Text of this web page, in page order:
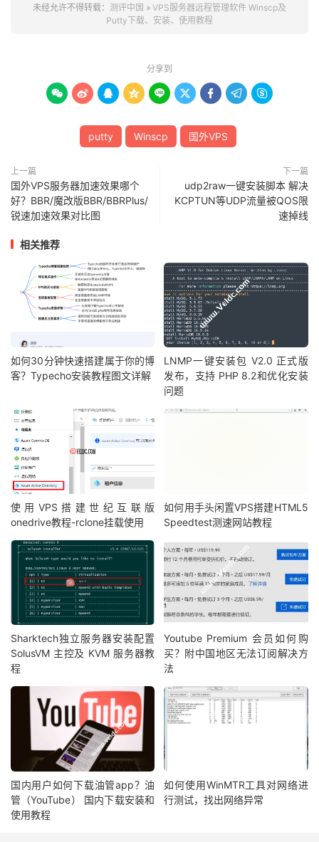
未经允许不得转载： 测评中国 » VPS服务器远程管理软件 Winscp及
Putty下载、安装、使用教程
分享到
        
putty Winscp 国外VPS
上一篇
国外VPS服务器加速效果哪个
好？BBR/魔改版BBR/BBRPlus/
锐速加速效果对比图
下一篇
udp2raw一键安装脚本 解决
KCPTUN等UDP流量被QOS限
速掉线
相关推荐
如何30分钟快速搭建属于你的博
客？Typecho安装教程图文详解
LNMP一键安装包 V2.0 正式版
发布，支持 PHP 8.2和优化安装
问题
使用VPS搭建世纪互联版
onedrive教程-rclone挂载使用
如何用手头闲置VPS搭建HTML5
Speedtest测速网站教程
Sharktech独立服务器安装配置
SolusVM 主控及 KVM 服务器教
程
Youtube Premium 会员如何购
买？附中国地区无法订阅解决方
法
国内用户如何下载油管app？油
管（YouTube） 国内下载安装和
使用教程
如何使用WinMTR工具对网络进
行测试，找出网络异常